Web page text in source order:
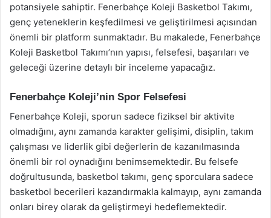
potansiyele sahiptir. Fenerbahçe Koleji Basketbol Takımı,
genç yeteneklerin keşfedilmesi ve geliştirilmesi açısından
önemli bir platform sunmaktadır. Bu makalede, Fenerbahçe
Koleji Basketbol Takımı’nın yapısı, felsefesi, başarıları ve
geleceği üzerine detaylı bir inceleme yapacağız.
Fenerbahçe Koleji’nin Spor Felsefesi
Fenerbahçe Koleji, sporun sadece fiziksel bir aktivite
olmadığını, aynı zamanda karakter gelişimi, disiplin, takım
çalışması ve liderlik gibi değerlerin de kazanılmasında
önemli bir rol oynadığını benimsemektedir. Bu felsefe
doğrultusunda, basketbol takımı, genç sporculara sadece
basketbol becerileri kazandırmakla kalmayıp, aynı zamanda
onları birey olarak da geliştirmeyi hedeflemektedir.